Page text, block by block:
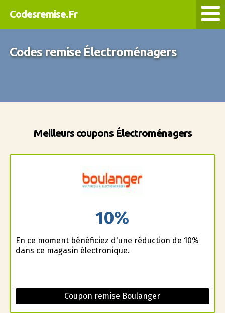
Codesremise.Fr
Codes remise Électroménagers
Meilleurs coupons Électroménagers
10%
En ce moment bénéficiez d'une réduction de 10%
dans ce magasin électronique.
Coupon remise Boulanger